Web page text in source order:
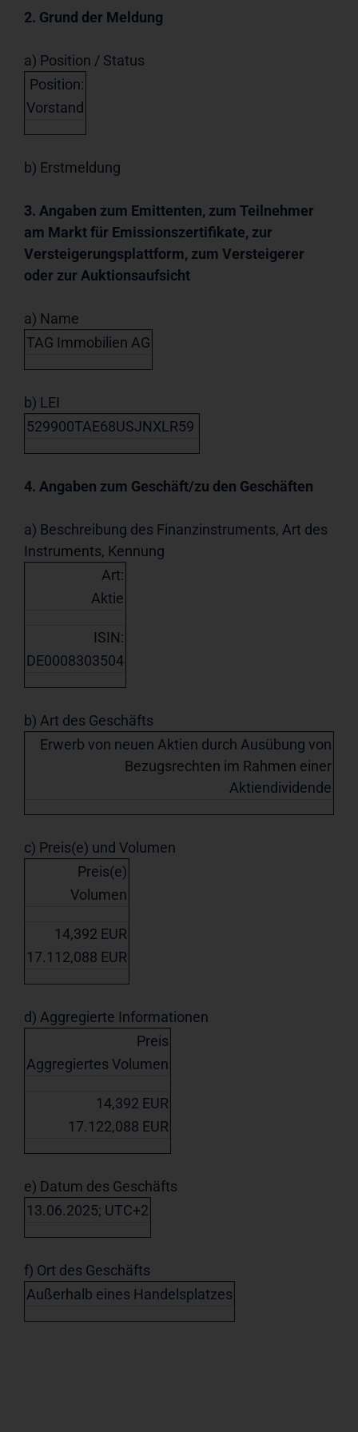
2. Grund der Meldung
a) Position / Status
Position:
Vorstand
b) Erstmeldung
3. Angaben zum Emittenten, zum Teilnehmer
am Markt für Emissionszertifikate, zur
Versteigerungsplattform, zum Versteigerer
oder zur Auktionsaufsicht
a) Name
TAG Immobilien AG
b) LEI
529900TAE68USJNXLR59
4. Angaben zum Geschäft/zu den Geschäften
a) Beschreibung des Finanzinstruments, Art des
Instruments, Kennung
Art:
Aktie
ISIN:
DE0008303504
b) Art des Geschäfts
Erwerb von neuen Aktien durch Ausübung von
Bezugsrechten im Rahmen einer
Aktiendividende
c) Preis(e) und Volumen
Preis(e)
Volumen
14,392 EUR
17.112,088 EUR
d) Aggregierte Informationen
Preis
Aggregiertes Volumen
14,392 EUR
17.122,088 EUR
e) Datum des Geschäfts
13.06.2025; UTC+2
f) Ort des Geschäfts
Außerhalb eines Handelsplatzes